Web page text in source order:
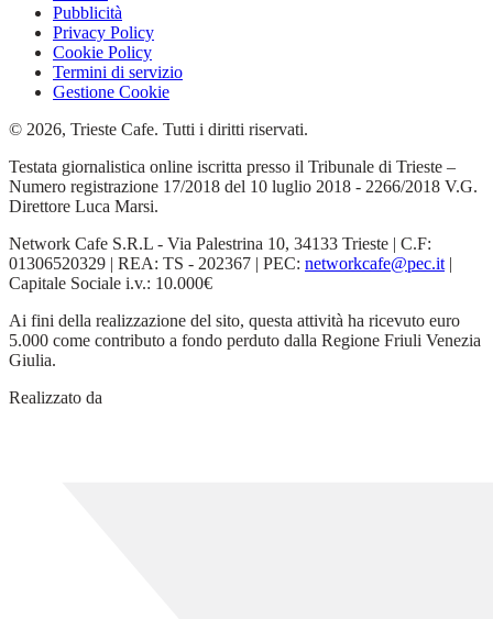
Pubblicità
Privacy Policy
Cookie Policy
Termini di servizio
Gestione Cookie
© 2026, Trieste Cafe. Tutti i diritti riservati.
Testata giornalistica online iscritta presso il Tribunale di Trieste –
Numero registrazione 17/2018 del 10 luglio 2018 - 2266/2018 V.G.
Direttore Luca Marsi.
Network Cafe S.R.L - Via Palestrina 10, 34133 Trieste | C.F:
01306520329 | REA: TS - 202367 | PEC: networkcafe@pec.it |
Capitale Sociale i.v.: 10.000€
Ai fini della realizzazione del sito, questa attività ha ricevuto euro
5.000 come contributo a fondo perduto dalla Regione Friuli Venezia
Giulia.
Realizzato da